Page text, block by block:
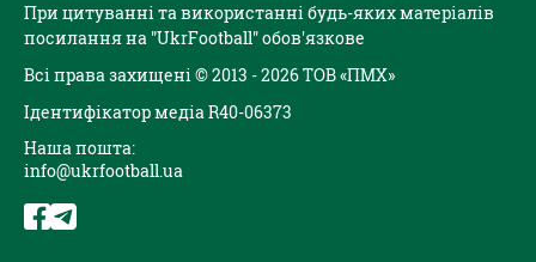
При цитуванні та використанні будь-яких матеріалів
посилання на "UkrFootball" обов'язкове
Всі права захищені © 2013 - 2026 ТОВ «ПМХ»
Ідентифікатор медіа R40-06373
Наша пошта:
info@ukrfootball.ua